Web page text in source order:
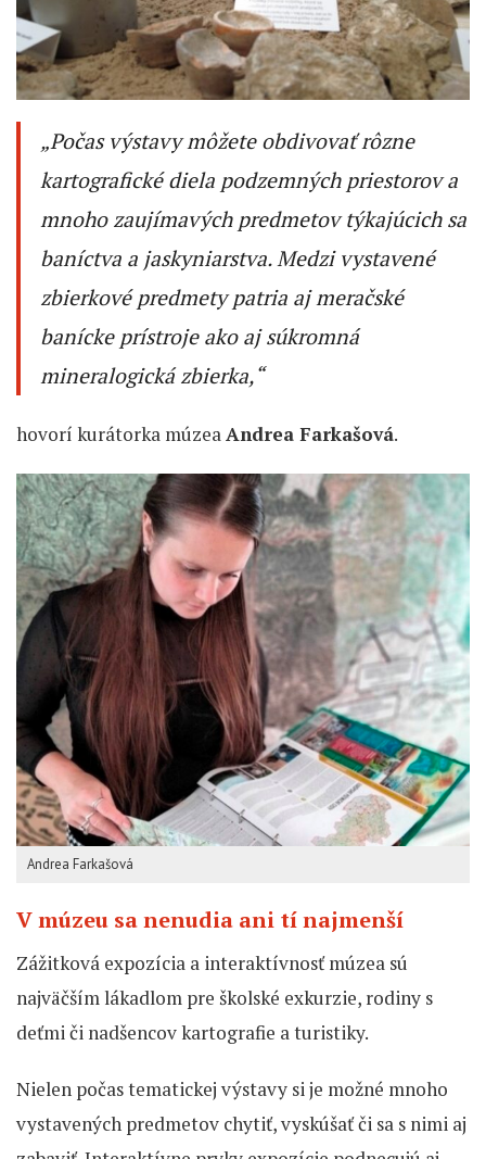
„Počas výstavy môžete obdivovať rôzne
kartografické diela podzemných priestorov a
mnoho zaujímavých predmetov týkajúcich sa
baníctva a jaskyniarstva. Medzi vystavené
zbierkové predmety patria aj meračské
banícke prístroje ako aj súkromná
mineralogická zbierka,“
hovorí kurátorka múzeaAndrea Farkašová.
Andrea Farkašová
V múzeu sa nenudia ani tí najmenší
Zážitková expozícia a interaktívnosť múzea sú
najväčším lákadlom pre školské exkurzie, rodiny s
deťmi či nadšencov kartografie a turistiky.
Nielen počas tematickej výstavy si je možné mnoho
vystavených predmetov chytiť, vyskúšať či sa s nimi aj